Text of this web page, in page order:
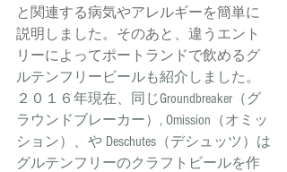
と関連する病気やアレルギーを簡単に
説明しました。そのあと、違うエント
リーによってポートランドで飲める グ
ルテンフリービールも紹介しました。
２０１６年現在、同じGroundbreaker（グ
ラウンドブレーカー）, Omission（オミッ
ション）、や Deschutes（デシュッツ）は
グルテンフリーのクラフトビールを作